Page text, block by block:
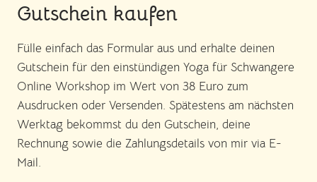
Gutschein kaufen
Fülle einfach das Formular aus und erhalte deinen
Gutschein für den einstündigen Yoga für Schwangere
Online Workshop im Wert von 38 Euro zum
Ausdrucken oder Versenden. Spätestens am nächsten
Werktag bekommst du den Gutschein, deine
Rechnung sowie die Zahlungsdetails von mir via E-
Mail.